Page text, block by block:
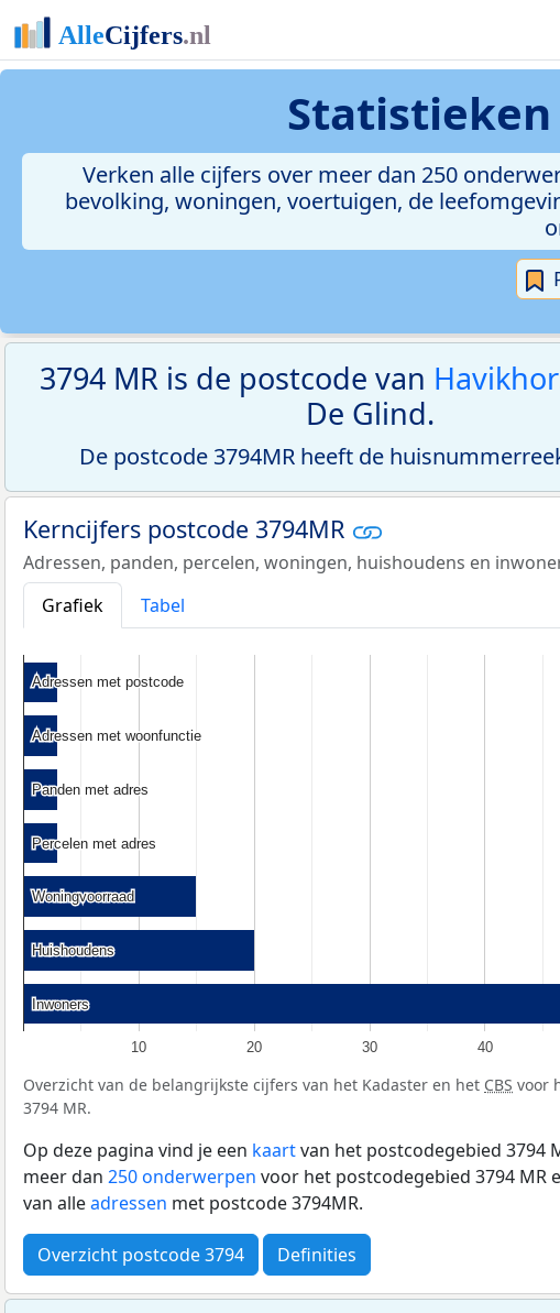
Statistieken
Verken alle cijfers over meer dan 250
bevolking, woningen, voertuigen, de
3794 MR is de postcode van
De Glind.
De postcode 3794MR heeft de
Kerncijfers postcode 3794MR
Adressen, panden, percelen, woningen, huishoudens en
Grafiek
Tabel
10 20 30 40
Adressen met postcode
Adressen met postcode
Adressen met woonfunctie
Adressen met woonfunctie
Panden met adres
Panden met adres
Percelen met adres
Percelen met adres
Woningvoorraad
Woningvoorraad
Huishoudens
Huishoudens
Inwoners
Inwoners
Overzicht van de belangrijkste cijfers van het Kadaster en het CBS voor
3794 MR.
Op deze pagina vind je een kaartvan het postcodegebied 3794
meer dan 250 onderwerpen voor het postcodegebied 3794 MR
van alleadressen met postcode 3794MR.
Overzicht postcode 3794 Definities